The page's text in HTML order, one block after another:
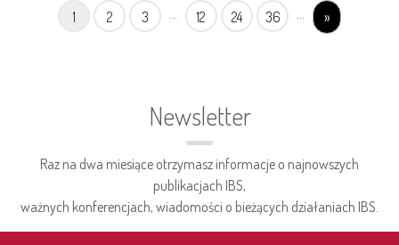
1 2 3 12 24 36 »
Newsletter
Raz na dwa miesiące otrzymasz informacje o najnowszych
publikacjach IBS,
ważnych konferencjach, wiadomości o bieżących działaniach IBS.